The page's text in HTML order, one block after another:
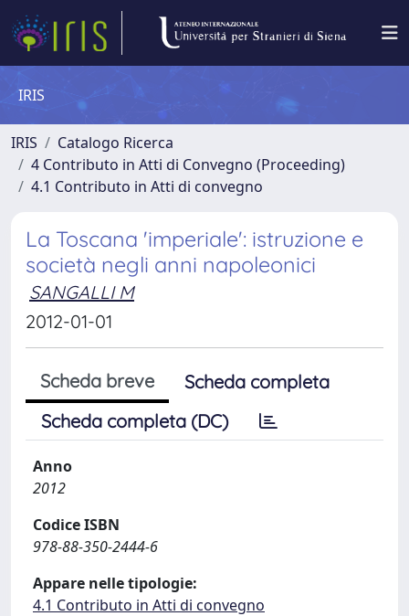
IRIS
IRIS
Catalogo Ricerca
4 Contributo in Atti di Convegno (Proceeding)
4.1 Contributo in Atti di convegno
La Toscana 'imperiale': istruzione e
società negli anni napoleonici
SANGALLI M
2012-01-01
Scheda breve
Scheda completa
Scheda completa (DC)
Anno
2012
Codice ISBN
978-88-350-2444-6
Appare nelle tipologie:
4.1 Contributo in Atti di convegno